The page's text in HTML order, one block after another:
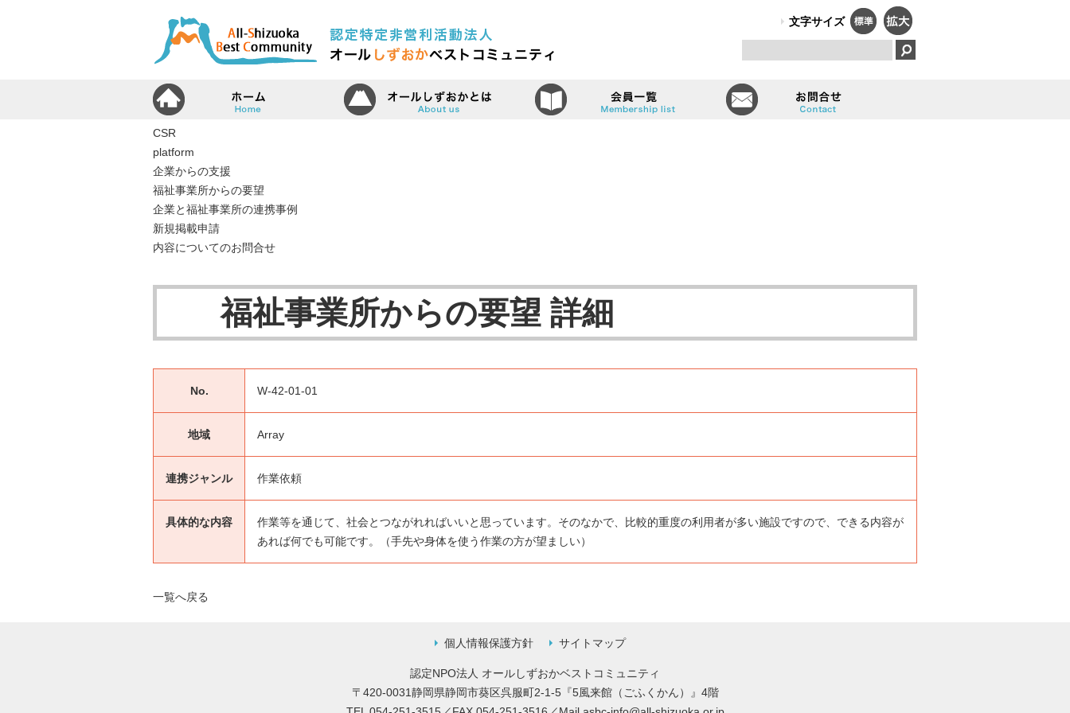
認定特定非営利活動法人（NPO法人）オールしずおかは、障害のある人のはたらく笑顔で、福祉と
文字サイズ
ホーム オールしずおかベストコミュニティとは会員一覧
CSR
platform
企業からの支援
福祉事業所からの要望
企業と福祉事業所の連携事例
新規掲載申請
内容についてのお問合せ
福祉事業所からの要望 詳細
No. W-42-01-01
地域 Array
連携ジャンル 作業依頼
具体的な内容
作業等を通じて、社会とつながれればいいと思っています。そのなかで、比較的重度の利用者が多い施設ですので、できる内容が
あれば何でも可能です。（手先や身体を使う作業の方が望ましい）
一覧へ戻る
個人情報保護方針 サイトマップ
認定NPO法人 オールしずおかベストコミュニティ
〒420-0031静岡県静岡市葵区呉服町2-1-5『5風来館（ごふくかん）』4階